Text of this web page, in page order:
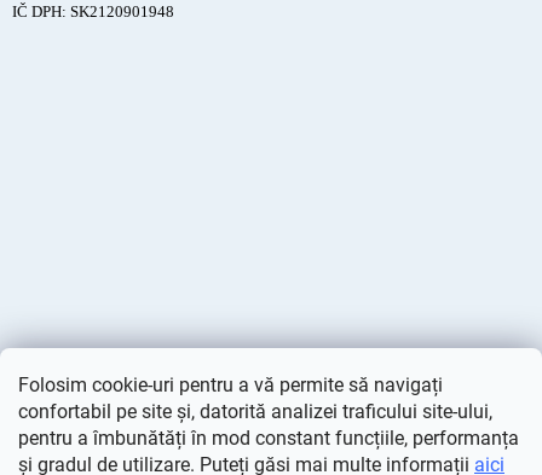
Folosim cookie-uri pentru a vă permite să navigați
confortabil pe site și, datorită analizei traficului site-ului,
pentru a îmbunătăți în mod constant funcțiile, performanța
și gradul de utilizare. Puteți găsi mai multe informații aici
IČ DPH: SK2120901948